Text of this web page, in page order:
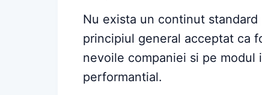
Nu exista un continut
principiul general acceptat ca
nevoile companiei si pe
performantial.